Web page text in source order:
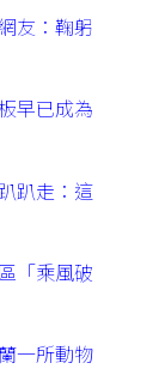
友：鞠躬
早已成為
趴走：這
「乘風破
一所動物